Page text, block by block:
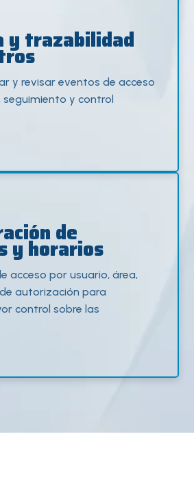
y trazabilidad
y revisar eventos de acceso
y control
de
y horarios
acceso por usuario, área,
autorización para
control sobre las